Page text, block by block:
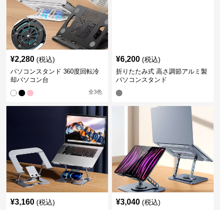
¥2,280 (税込)
パソコンスタンド 360度回転冷
却パソコン台
全3色
¥6,200 (税込)
折りたたみ式 高さ調節アルミ製
パソコンスタンド
¥3,160 (税込) ¥3,040 (税込)